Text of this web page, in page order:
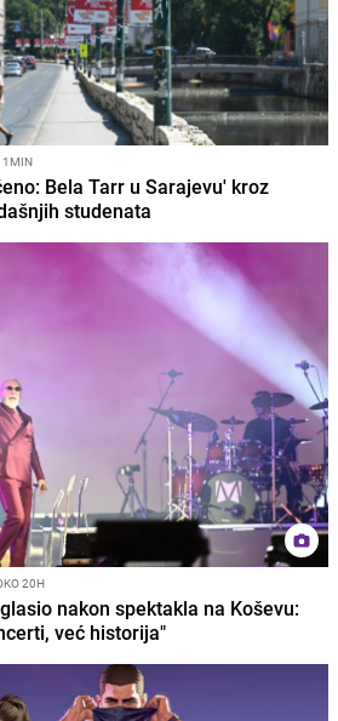
Bela Tarr u Sarajevu' kroz
studenata
20H
nakon spektakla na Koševu:
već historija"